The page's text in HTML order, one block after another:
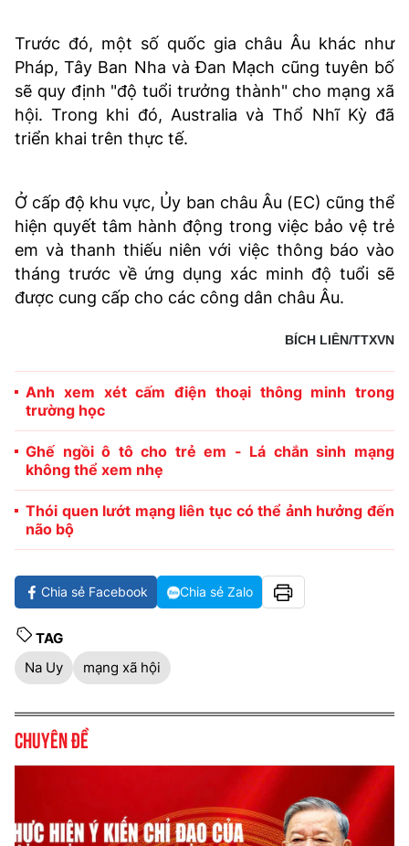
Trước đó, một số quốc gia châu Âu khác như
Pháp, Tây Ban Nha và Đan Mạch cũng tuyên bố
sẽ quy định "độ tuổi trưởng thành" cho mạng xã
hội. Trong khi đó, Australia và Thổ Nhĩ Kỳ đã
triển khai trên thực tế.
Ở cấp độ khu vực, Ủy ban châu Âu (EC) cũng thể
hiện quyết tâm hành động trong việc bảo vệ trẻ
em và thanh thiếu niên với việc thông báo vào
tháng trước về ứng dụng xác minh độ tuổi sẽ
được cung cấp cho các công dân châu Âu.
BÍCH LIÊN/TTXVN
Anh xem xét cấm điện thoại thông minh trong
trường học
Ghế ngồi ô tô cho trẻ em - Lá chắn sinh mạng
không thể xem nhẹ
Thói quen lướt mạng liên tục có thể ảnh hưởng đến
não bộ
Chia sẻ Facebook Chia sẻ Zalo
TAG
Na Uy
mạng xã hội
Chuyên đề